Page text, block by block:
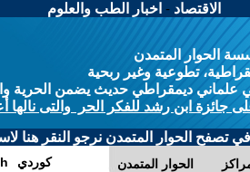
الاقتصاد - اخبار الطب والعلوم
الحوار المتمدن
تطوعية وغير ربحية
ديمقراطي حديث يضمن الحرية
جائزة ابن رشد للفكر الحر والتى نالها
تصفح الحوار المتمدن نرجو النقر هنا
الحوار المتمدن كوردي